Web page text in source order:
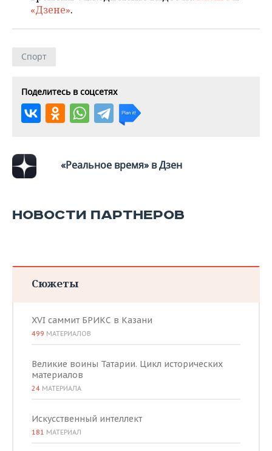
ВОЛЕЙБОЛ
КИБЕРСПОРТ
ФИГУРНОЕ КАТАНИЕ
ВОДНЫЕ ВИДЫ СПОРТА
ХОККЕЙ С МЯЧОМ
ИСТОРИЯ
КУЛЬТУРА
МЕДИЦИНА
ОБРАЗОВАНИЕ
ПРОИСШЕСТВИЯ
СПИСОК ПЕРСОН
СПИСОК КОМПАНИЙ
ПОЛНАЯ ВЕРСИЯ
«Дзене».
Спорт
Поделитесь в соцсетях
«Реальное время» в Дзен
НОВОСТИ ПАРТНЕРОВ
Сюжеты
XVI саммит БРИКС в Казани
499 МАТЕРИАЛОВ
Великие воины Татарии. Цикл исторических
материалов
24 МАТЕРИАЛА
Искусственный интеллект
181 МАТЕРИАЛ